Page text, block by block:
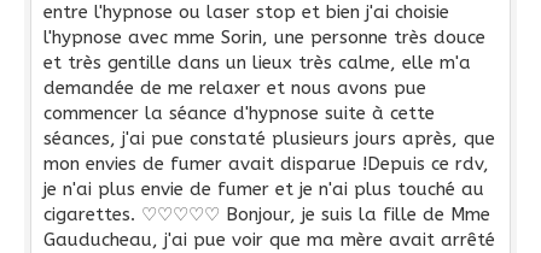
entre l'hypnose ou laser stop et bien j'ai choisie
l'hypnose avec mme Sorin, une personne très douce
et très gentille dans un lieux très calme, elle m'a
demandée de me relaxer et nous avons pue
commencer la séance d'hypnose suite à cette
séances, j'ai pue constaté plusieurs jours après, que
mon envies de fumer avait disparue !Depuis ce rdv,
je n'ai plus envie de fumer et je n'ai plus touché au
cigarettes. ♡♡♡♡♡ Bonjour, je suis la fille de Mme
Gauducheau, j'ai pue voir que ma mère avait arrêté